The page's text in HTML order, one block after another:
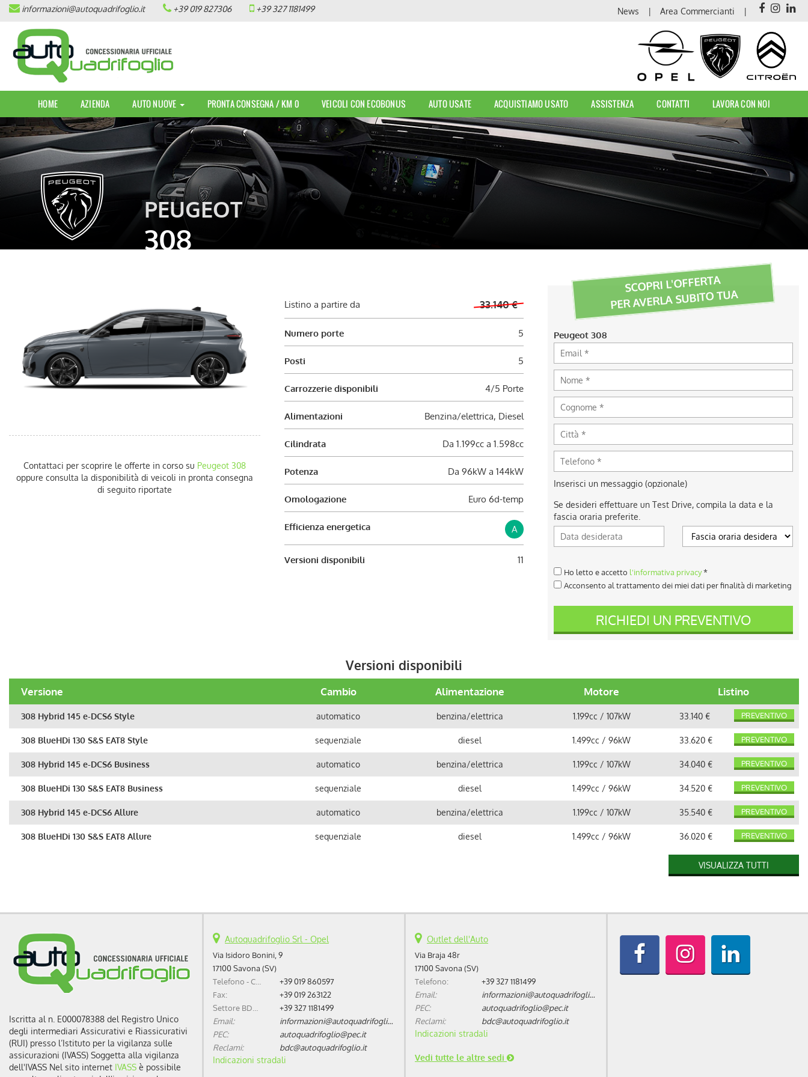
HOME
AZIENDA
OPEL
PEUGEOT
CITROEN
PRONTA CONSEGNA / KM 0
VEICOLI CON ECOBONUS
ASSISTENZA
CONTATTI
AREA COMMERCIANTI
informazioni@autoquadrifoglio.it +39 019 827306 +39 327 1181499 News Area Commercianti
HOME AZIENDA AUTO NUOVE PRONTA CONSEGNA / KM 0 VEICOLI CON ECOBONUS AUTO USATE ACQUISTIAMO USATO ASSISTENZA CONTATTI LAVORA CON NOI
PEUGEOT
308
Contattaci per scoprire le offerte in corso su Peugeot 308
oppure consulta la disponibilità di veicoli in pronta consegna
di seguito riportate
Listino a partire da 33.140 €
Numero porte 5
Posti 5
Carrozzerie disponibili 4/5 Porte
Alimentazioni Benzina/elettrica, Diesel
Cilindrata Da 1.199cc a 1.598cc
Potenza Da 96kW a 144kW
Omologazione Euro 6d-temp
Efficienza energetica A
Versioni disponibili 11
SCOPRI L'OFFERTA
PER AVERLA SUBITO TUA
Peugeot 308
Inserisci un messaggio (opzionale)
Se desideri effettuare un Test Drive, compila la data e la
fascia oraria preferite.
Ho letto e accetto l'informativa privacy*
Acconsento al trattamento dei miei dati per finalità di marketing
RICHIEDI UN PREVENTIVO
Versioni disponibili
Versione Cambio Alimentazione Motore Listino
308 Hybrid 145 e-DCS6 Style automatico benzina/elettrica 1.199cc / 107kW 33.140 € PREVENTIVO
308 BlueHDi 130 S&S EAT8 Style sequenziale diesel 1.499cc / 96kW 33.620 € PREVENTIVO
308 Hybrid 145 e-DCS6 Business automatico benzina/elettrica 1.199cc / 107kW 34.040 € PREVENTIVO
308 BlueHDi 130 S&S EAT8 Business sequenziale diesel 1.499cc / 96kW 34.520 € PREVENTIVO
308 Hybrid 145 e-DCS6 Allure automatico benzina/elettrica 1.199cc / 107kW 35.540 € PREVENTIVO
308 BlueHDi 130 S&S EAT8 Allure sequenziale diesel 1.499cc / 96kW 36.020 € PREVENTIVO
38.240 € PREVENTIVO
308 Plug-in Hybrid 195 e-DCS7 Allure
308 Plug-in Hybrid 195 e-DCS7 GT benzina/elettrica 45.345 €
VISUALIZZA TUTTI
Iscritta al n. E000078388 del Registro Unico
degli intermediari Assicurativi e Riassicurativi
(RUI) presso l’Istituto per la vigilanza sulle
assicurazioni (IVASS) Soggetta alla vigilanza
dell'IVASS Nel sito internet IVASS è possibile
Autoquadrifoglio Srl - Opel
Via Isidoro Bonini, 9
17100 Savona (SV)
+39 019 860597
Fax:
+39 019 263122
+39 327 1181499
Email:
informazioni@autoquadrifoglio.it
PEC:
autoquadrifoglio@pec.it
Reclami:
bdc@autoquadrifoglio.it
Indicazioni stradali
Outlet dell'Auto
Via Braja 48r
17100 Savona (SV)
Telefono:
+39 327 1181499
Email:
informazioni@autoquadrifoglio.it
PEC:
autoquadrifoglio@pec.it
Reclami:
bdc@autoquadrifoglio.it
Indicazioni stradali
Vedi tutte le altre sedi